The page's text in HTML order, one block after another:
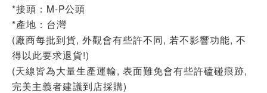
*接頭：M-P公頭
*產地：台灣
(廠商每批到貨, 外觀會有些許不同, 若不影響功能, 不
得以此要求退貨!)
(天線皆為大量生產運輸, 表面難免會有些許磕碰痕跡,
完美主義者建議到店採購)